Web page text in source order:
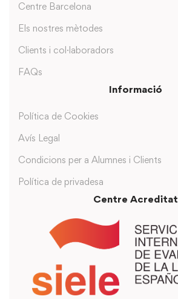
Centre Barcelona
Els nostres mètodes
Clients i col·laboradors
FAQs
Informació
Política de Cookies
Avís Legal
Condicions per a Alumnes i Clients
Política de privadesa
Centre Acreditat